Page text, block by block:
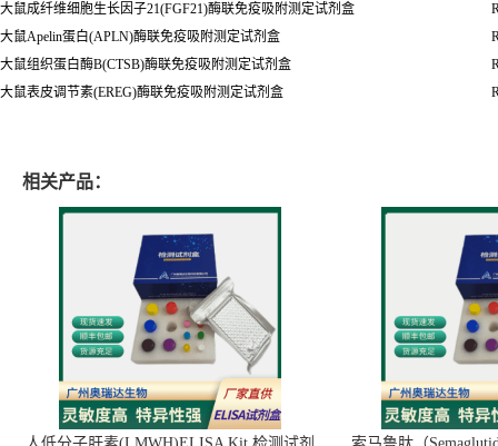
奥瑞达其它产品展示：
大鼠酸性成纤维细胞生长因子(AFGF/FGF1)酶联免疫吸附测定试剂盒
大鼠成纤维细胞生长因子21(FGF21)酶联免疫吸附测定试剂盒
大鼠Apelin蛋白(APLN)酶联免疫吸附测定试剂盒
大鼠组织蛋白酶B(CTSB)酶联免疫吸附测定试剂盒
大鼠表皮调节素(EREG)酶联免疫吸附测定试剂盒
相关产品：